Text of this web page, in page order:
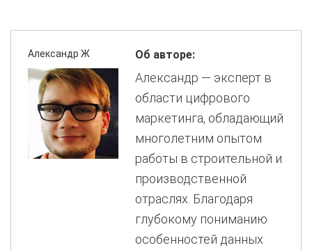
Александр Ж Об авторе:
Александр — эксперт в
области цифрового
маркетинга, обладающий
многолетним опытом
работы в строительной и
производственной
отраслях. Благодаря
глубокому пониманию
особенностей данных